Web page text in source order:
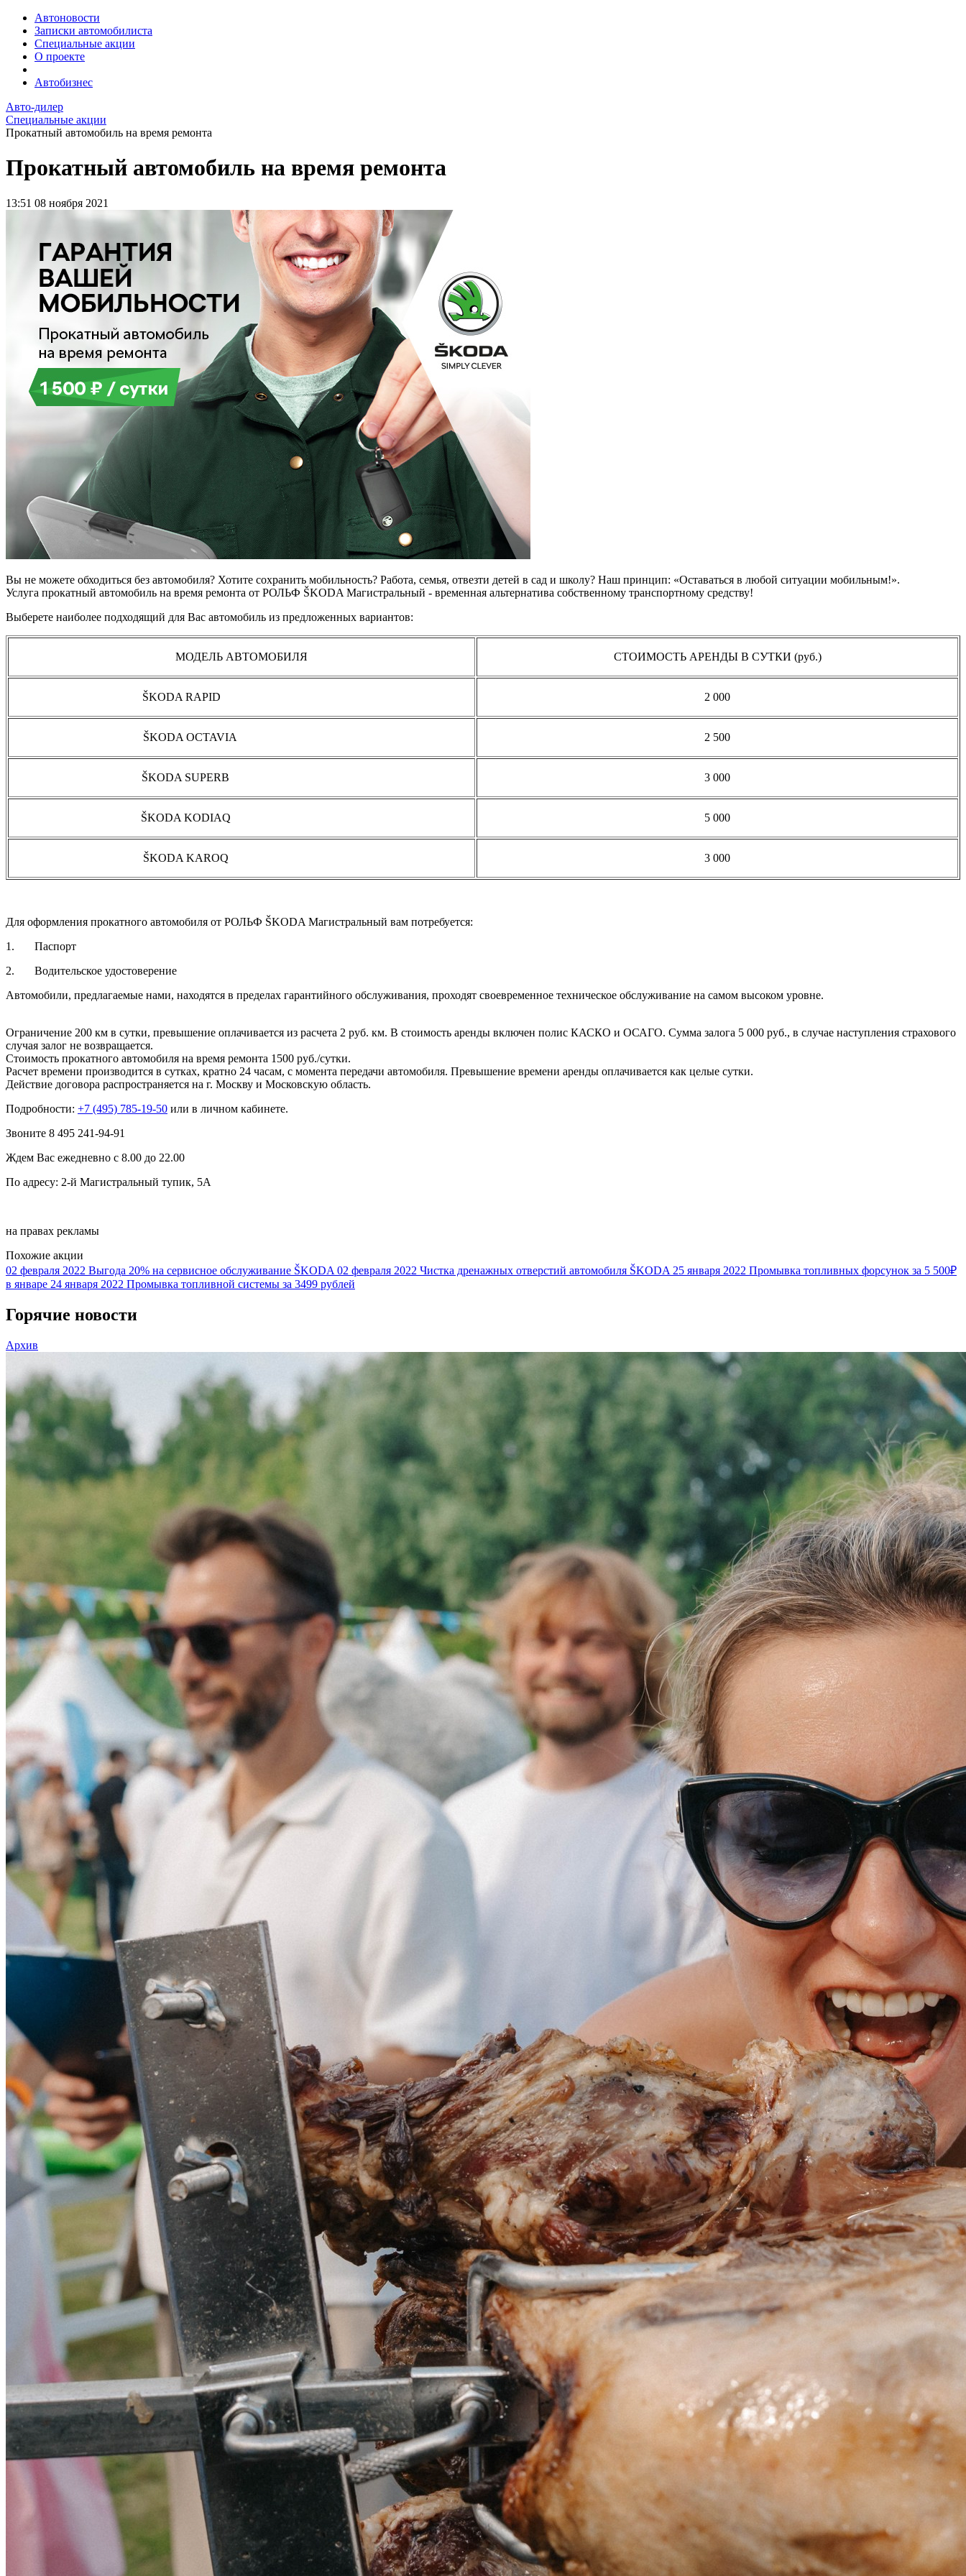
Автоновости
Записки автомобилиста
Специальные акции
О проекте
Автобизнес
Авто-дилер
Специальные акции
Прокатный автомобиль на время ремонта
Прокатный автомобиль на время ремонта
13:51 08 ноября 2021
Вы не можете обходиться без автомобиля? Хотите сохранить мобильность? Работа, семья, отвезти детей в сад и школу? Наш принцип: «Оставаться в любой ситуации мобильным!».
Услуга прокатный автомобиль на время ремонта от РОЛЬФ ŠKODA Магистральный - временная альтернатива собственному транспортному средству!
Выберете наиболее подходящий для Вас автомобиль из предложенных вариантов:
МОДЕЛЬ АВТОМОБИЛЯ СТОИМОСТЬ АРЕНДЫ В СУТКИ (руб.)
ŠKODA RAPID 2 000
ŠKODA OCTAVIA 2 500
ŠKODA SUPERB 3 000
ŠKODA KODIAQ 5 000
ŠKODA KAROQ 3 000
Для оформления прокатного автомобиля от РОЛЬФ ŠKODA Магистральный вам потребуется:
1. Паспорт
2. Водительское удостоверение
Автомобили, предлагаемые нами, находятся в пределах гарантийного обслуживания, проходят своевременное техническое обслуживание на самом высоком уровне.
Ограничение 200 км в сутки, превышение оплачивается из расчета 2 руб. км. В стоимость аренды включен полис КАСКО и ОСАГО. Сумма залога 5 000 руб., в случае наступления страхового
случая залог не возвращается.
Стоимость прокатного автомобиля на время ремонта 1500 руб./сутки.
Расчет времени производится в сутках, кратно 24 часам, с момента передачи автомобиля. Превышение времени аренды оплачивается как целые сутки.
Действие договора распространяется на г. Москву и Московскую область.
Подробности: +7 (495) 785-19-50 или в личном кабинете.
Звоните 8 495 241-94-91
Ждем Вас ежедневно с 8.00 до 22.00
По адресу: 2-й Магистральный тупик, 5А
на правах рекламы
Похожие акции
02 февраля 2022 Выгода 20% на сервисное обслуживание ŠKODA 02 февраля 2022 Чистка дренажных отверстий автомобиля ŠKODA 25 января 2022 Промывка топливных форсунок за 5 500₽
в январе 24 января 2022 Промывка топливной системы за 3499 рублей
Горячие новости
Архив